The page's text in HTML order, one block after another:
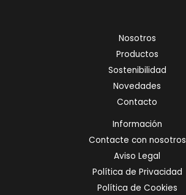
Nosotros
Productos
Sostenibilidad
Novedades
Contacto
Información
Contacte con nosotros
Aviso Legal
Política de Privacidad
Política de Cookies